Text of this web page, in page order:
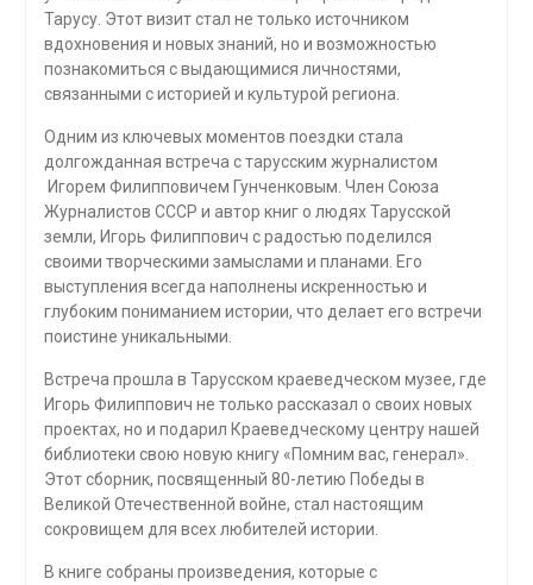
Тарусу. Этот визит стал не только источником
вдохновения и новых знаний, но и возможностью
познакомиться с выдающимися личностями,
связанными с историей и культурой региона.
Одним из ключевых моментов поездки стала
долгожданная встреча с тарусским журналистом
Игорем Филипповичем Гунченковым. Член Союза
Журналистов СССР и автор книг о людях Тарусской
земли, Игорь Филиппович с радостью поделился
своими творческими замыслами и планами. Его
выступления всегда наполнены искренностью и
глубоким пониманием истории, что делает его встречи
поистине уникальными.
Встреча прошла в Тарусском краеведческом музее, где
Игорь Филиппович не только рассказал о своих новых
проектах, но и подарил Краеведческому центру нашей
библиотеки свою новую книгу «Помним вас, генерал».
Этот сборник, посвященный 80-летию Победы в
Великой Отечественной войне, стал настоящим
сокровищем для всех любителей истории.
В книге собраны произведения, которые с